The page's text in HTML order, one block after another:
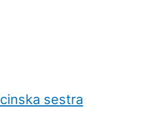
sestra